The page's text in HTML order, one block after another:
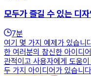
모두가 즐길 수 있는 디
7분
여기 몇 가지 예제가 있습니
한 여러분의 참신한 아이디
관적이고 사용자에게 도움
두 가지 아이디어가 있습니